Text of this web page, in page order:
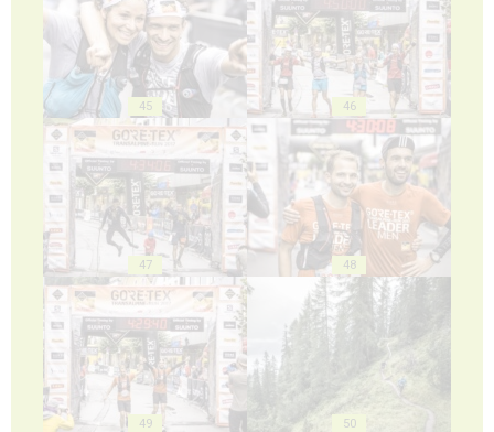
45 46
47 48
49 50